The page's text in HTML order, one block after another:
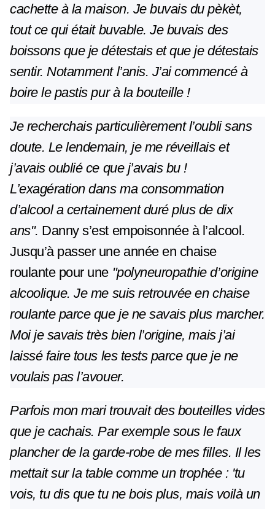
cachette à la maison. Je buvais du pèkèt,
tout ce qui était buvable. Je buvais des
boissons que je détestais et que je détestais
sentir. Notamment l’anis. J’ai commencé à
boire le pastis pur à la bouteille !
Je recherchais particulièrement l’oubli sans
doute. Le lendemain, je me réveillais et
j’avais oublié ce que j’avais bu !
L’exagération dans ma consommation
d’alcool a certainement duré plus de dix
ans". Danny s’est empoisonnée à l’alcool.
Jusqu’à passer une année en chaise
roulante pour une "polyneuropathie d’origine
alcoolique. Je me suis retrouvée en chaise
roulante parce que je ne savais plus marcher.
Moi je savais très bien l’origine, mais j’ai
laissé faire tous les tests parce que je ne
voulais pas l’avouer.
Parfois mon mari trouvait des bouteilles vides
que je cachais. Par exemple sous le faux
plancher de la garde-robe de mes filles. Il les
mettait sur la table comme un trophée : 'tu
vois, tu dis que tu ne bois plus, mais voilà un